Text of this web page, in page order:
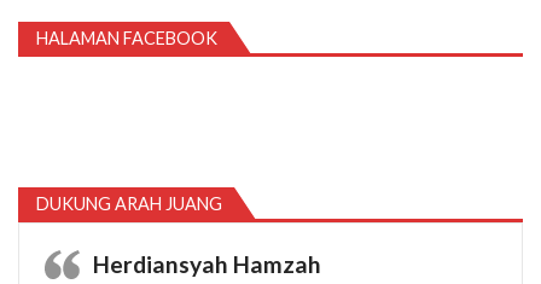
HALAMAN FACEBOOK
DUKUNG ARAH JUANG
Herdiansyah Hamzah